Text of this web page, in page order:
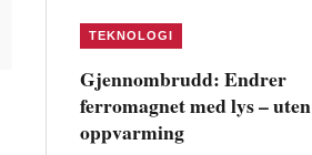
TEKNOLOGI
Gjennombrudd: Endrer
ferromagnet med lys – uten
oppvarming